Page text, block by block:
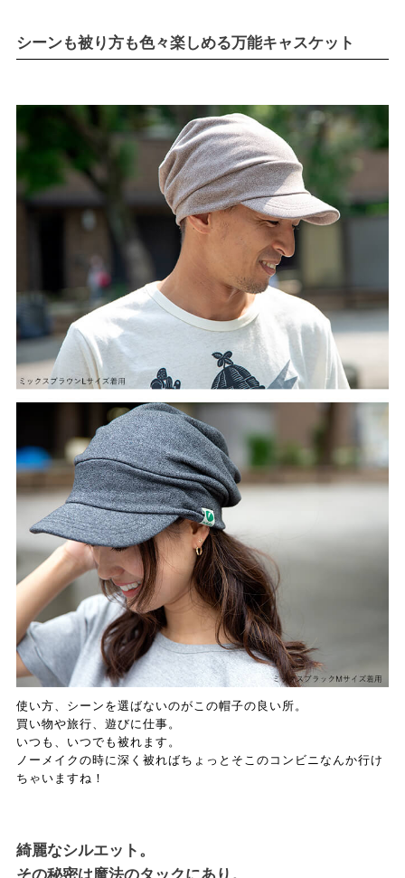
シーンも被り方も色々楽しめる万能キャスケット
使い方、シーンを選ばないのがこの帽子の良い所。
買い物や旅行、遊びに仕事。
いつも、いつでも被れます。
ノーメイクの時に深く被ればちょっとそこのコンビニなんか行け
ちゃいますね！
綺麗なシルエット。